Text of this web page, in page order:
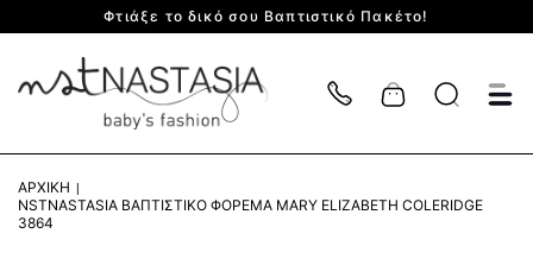
Φτιάξε το δικό σου Βαπτιστικό Πακέτο!
Cart
ΑΡΧΙΚΉ
NSTNASTASIA ΒΑΠΤΙΣΤΙΚΌ ΦΌΡΕΜΑ MARY ELIZABETH COLERIDGE
3864